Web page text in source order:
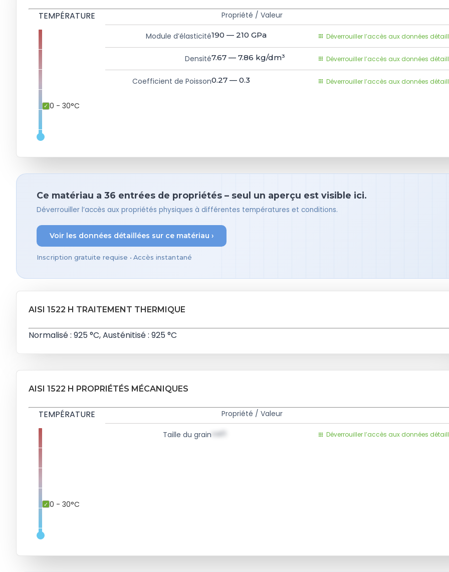
TEMPÉRATURE
0 - 30°C
Propriété / Valeur
Module d’élasticité190 — 210 GPa Déverrouiller l’accès aux données
Densité7.67 — 7.86 kg/dm³ Déverrouiller l’accès aux données
Coefficient de Poisson0.27 — 0.3 Déverrouiller l’accès aux données
Ce matériau a 36 entrées de propriétés – seul un aperçu est visible ici.
Déverrouiller l’accès aux propriétés physiques à différentes températures et conditions.
Voir les données détaillées sur ce matériau ›
Inscription gratuite requise • Accès instantané
AISI 1522 H TRAITEMENT THERMIQUE
Normalisé : 925 °C, Austénitisé : 925 °C
AISI 1522 H PROPRIÉTÉS MÉCANIQUES
TEMPÉRATURE
0 - 30°C
Propriété / Valeur
Taille du grain val1 Déverrouiller l’accès aux données